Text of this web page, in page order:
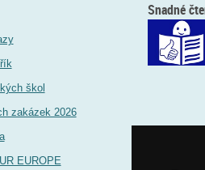
škol
zakázek 2026
EUROPE
Snadné